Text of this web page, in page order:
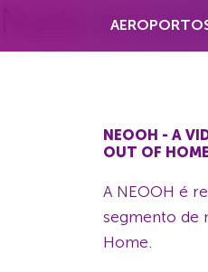
Nada
NEOOH - A
OUT OF HOME
A NEOOH é
segmento de
Home.